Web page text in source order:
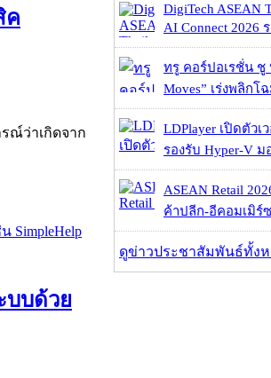
ค
ณ์ว่าเกิดจาก
บบด้วย
DigiTech ASEAN
AI Connect 2026
ทรู คอร์ปอเรชั่น ชู
Moves” เร่งพลิกโ
LDPlayer เปิดตัวเ
รองรับ Hyper-V ม
ASEAN Retail
ค้าปลีก-อีคอมเมิร์
ดูข่าวประชาสัมพันธ์ทั้ง